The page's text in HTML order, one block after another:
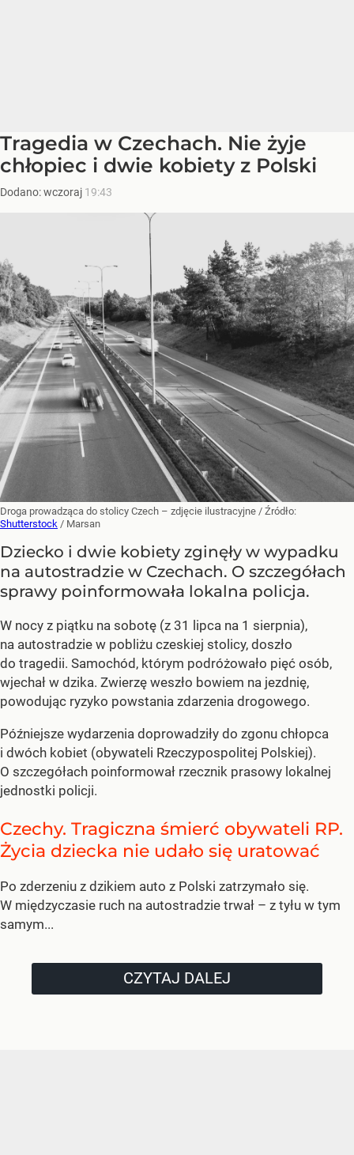
Tragedia w Czechach. Nie żyje
chłopiec i dwie kobiety z Polski
Dodano:wczoraj 19:43
Droga prowadząca do stolicy Czech – zdjęcie ilustracyjne / Źródło:
Shutterstock / Marsan
Dziecko i dwie kobiety zginęły w wypadku
na autostradzie w Czechach. O szczegółach
sprawy poinformowała lokalna policja.
W nocy z piątku na sobotę (z 31 lipca na 1 sierpnia),
na autostradzie w pobliżu czeskiej stolicy, doszło
do tragedii. Samochód, którym podróżowało pięć osób,
wjechał w dzika. Zwierzę weszło bowiem na jezdnię,
powodując ryzyko powstania zdarzenia drogowego.
Późniejsze wydarzenia doprowadziły do zgonu chłopca
i dwóch kobiet (obywateli Rzeczypospolitej Polskiej).
O szczegółach poinformował rzecznik prasowy lokalnej
jednostki policji.
Czechy. Tragiczna śmierć obywateli RP.
Życia dziecka nie udało się uratować
Po zderzeniu z dzikiem auto z Polski zatrzymało się.
W międzyczasie ruch na autostradzie trwał – z tyłu w tym
samym...
CZYTAJ DALEJ